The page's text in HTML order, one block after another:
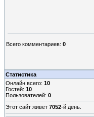
Всего комментариев: 0
Статистика
Онлайн всего: 10
Гостей: 10
Пользователей: 0
Этот сайт живет 7052-й день.